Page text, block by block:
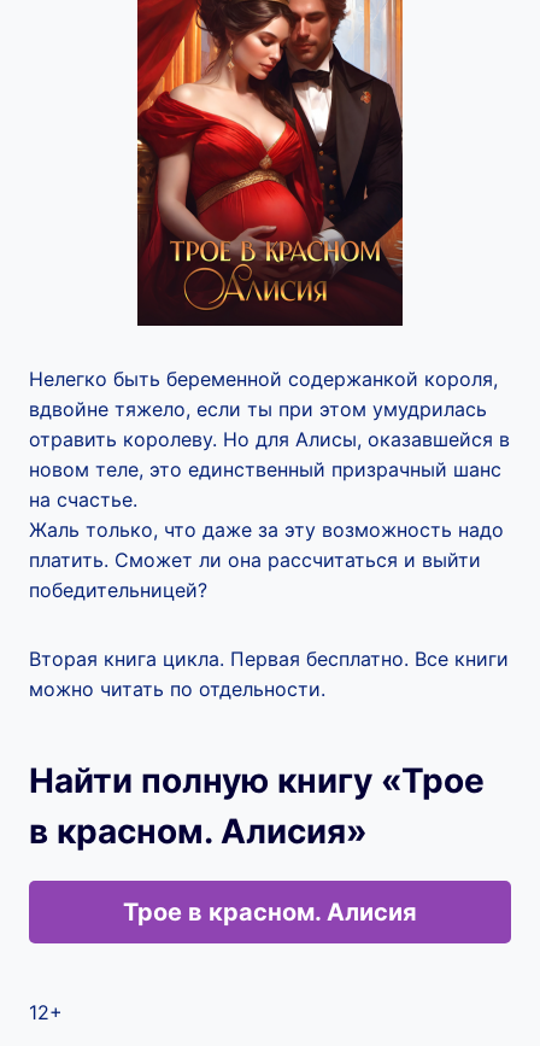
Нелегко быть беременной содержанкой короля,
вдвойне тяжело, если ты при этом умудрилась
отравить королеву. Но для Алисы, оказавшейся в
новом теле, это единственный призрачный шанс
на счастье.
Жаль только, что даже за эту возможность надо
платить. Сможет ли она рассчитаться и выйти
победительницей?
Вторая книга цикла. Первая бесплатно. Все книги
можно читать по отдельности.
Найти полную книгу «Трое
в красном. Алисия»
Трое в красном. Алисия
12+